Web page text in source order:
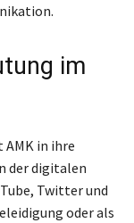
im
in ihre
der digitalen
Twitter und
oder als